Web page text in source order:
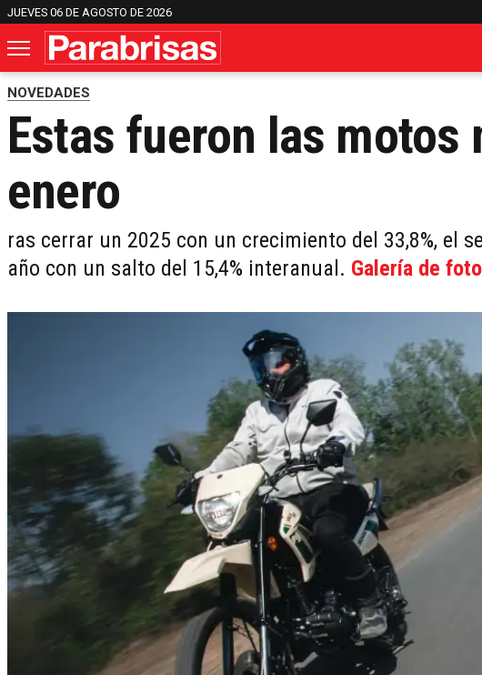
JUEVES 06 DE AGOSTO DE 2026
NOVEDADES
Estas fueron las motos
enero
ras cerrar un 2025 con un crecimiento del 33,8%, el
año con un salto del 15,4% interanual. Galería de